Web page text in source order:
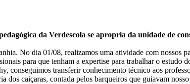
da Verdescola se apropria da unidade de
No dia 01/08, realizamos uma atividade com nossos
para que tenham a expertise para trabalhar o estudo
conseguimos transferir conhecimento técnico aos
dos caiçaras, contada pelos barqueiros que guiavam